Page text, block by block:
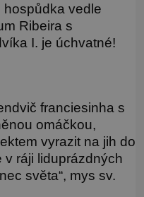
hospůdka vedle
Ribeira s
I. je úchvatné!
franciesinha s
omáčkou,
vyrazit na jih do
v ráji liduprázdných
světa“, mys sv.